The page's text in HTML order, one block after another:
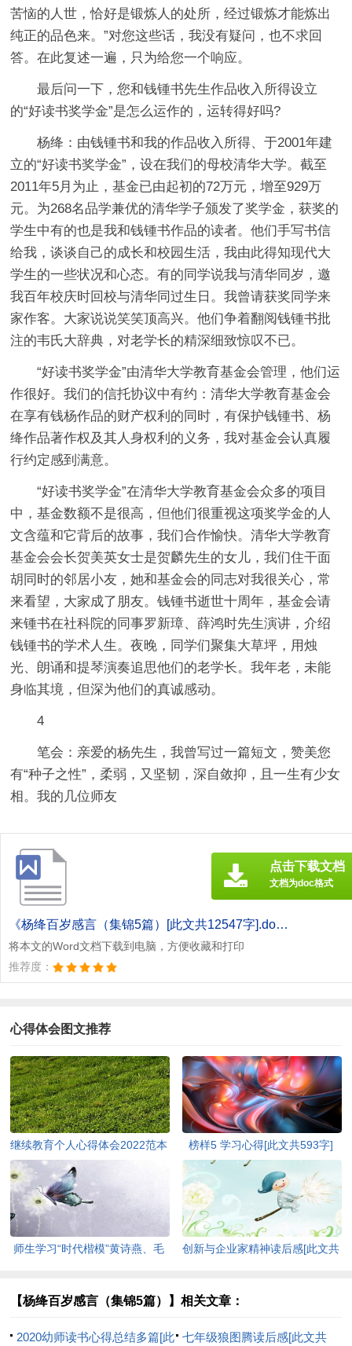
苦恼的人世，恰好是锻炼人的处所，经过锻炼才能炼出
纯正的品色来。”对您这些话，我没有疑问，也不求回
答。在此复述一遍，只为给您一个响应。
最后问一下，您和钱锺书先生作品收入所得设立
的“好读书奖学金”是怎么运作的，运转得好吗?
杨绛：由钱锺书和我的作品收入所得、于2001年建
立的“好读书奖学金”，设在我们的母校清华大学。截至
2011年5月为止，基金已由起初的72万元，增至929万
元。为268名品学兼优的清华学子颁发了奖学金，获奖的
学生中有的也是我和钱锺书作品的读者。他们手写书信
给我，谈谈自己的成长和校园生活，我由此得知现代大
学生的一些状况和心态。有的同学说我与清华同岁，邀
我百年校庆时回校与清华同过生日。我曾请获奖同学来
家作客。大家说说笑笑顶高兴。他们争着翻阅钱锺书批
注的韦氏大辞典，对老学长的精深细致惊叹不已。
“好读书奖学金”由清华大学教育基金会管理，他们运
作很好。我们的信托协议中有约：清华大学教育基金会
在享有钱杨作品的财产权利的同时，有保护钱锺书、杨
绛作品著作权及其人身权利的义务，我对基金会认真履
行约定感到满意。
“好读书奖学金”在清华大学教育基金会众多的项目
中，基金数额不是很高，但他们很重视这项奖学金的人
文含蕴和它背后的故事，我们合作愉快。清华大学教育
基金会会长贺美英女士是贺麟先生的女儿，我们住干面
胡同时的邻居小友，她和基金会的同志对我很关心，常
来看望，大家成了朋友。钱锺书逝世十周年，基金会请
来锺书在社科院的同事罗新璋、薛鸿时先生演讲，介绍
钱锺书的学术人生。夜晚，同学们聚集大草坪，用烛
光、朗诵和提琴演奏追思他们的老学长。我年老，未能
身临其境，但深为他们的真诚感动。
4
笔会：亲爱的杨先生，我曾写过一篇短文，赞美您
有“种子之性”，柔弱，又坚韧，深自敛抑，且一生有少女
相。我的几位师友
《杨绛百岁感言（集锦5篇）[此文共12547字].doc》
将本文的Word文档下载到电脑，方便收藏和打印
推荐度：
点击下载文档
文档为doc格式
心得体会图文推荐
继续教育个人心得体会2022范本
[此文共5440字]
榜样5 学习心得[此文共593字]
师生学习“时代楷模”黄诗燕、毛
1570字]
创新与企业家精神读后感[此文共
【杨绛百岁感言（集锦5篇）】相关文章：
2020幼师读书心得总结多篇[此 七年级狼图腾读后感[此文共